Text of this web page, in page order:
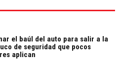
el baúl del auto para salir a la
de seguridad que pocos
aplican